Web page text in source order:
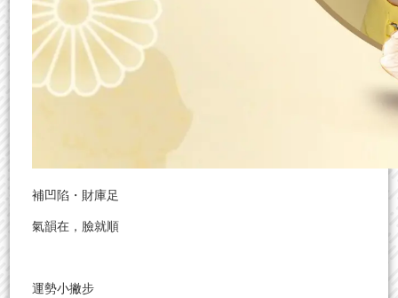
補凹陷・財庫足
氣韻在，臉就順
運勢小撇步